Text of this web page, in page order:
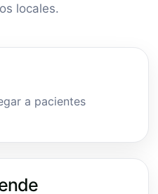
locales.
a pacientes